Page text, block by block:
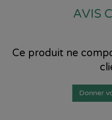
AVIS
Ce produit ne
Donner